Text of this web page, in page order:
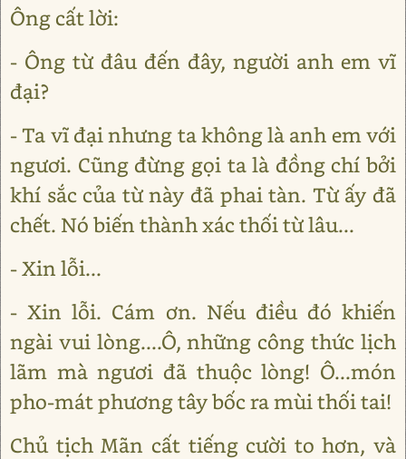
Ông cất lời:
- Ông từ đâu đến đây, người anh em vĩ
đại?
- Ta vĩ đại nhưng ta không là anh em với
ngươi. Cũng đừng gọi ta là đồng chí bởi
khí sắc của từ này đã phai tàn. Từ ấy đã
chết. Nó biến thành xác thối từ lâu...
- Xin lỗi...
- Xin lỗi. Cám ơn. Nếu điều đó khiến
ngài vui lòng....Ô, những công thức lịch
lãm mà ngươi đã thuộc lòng! Ô...món
pho-mát phương tây bốc ra mùi thối tai!
Chủ tịch Mãn cất tiếng cười to hơn, và